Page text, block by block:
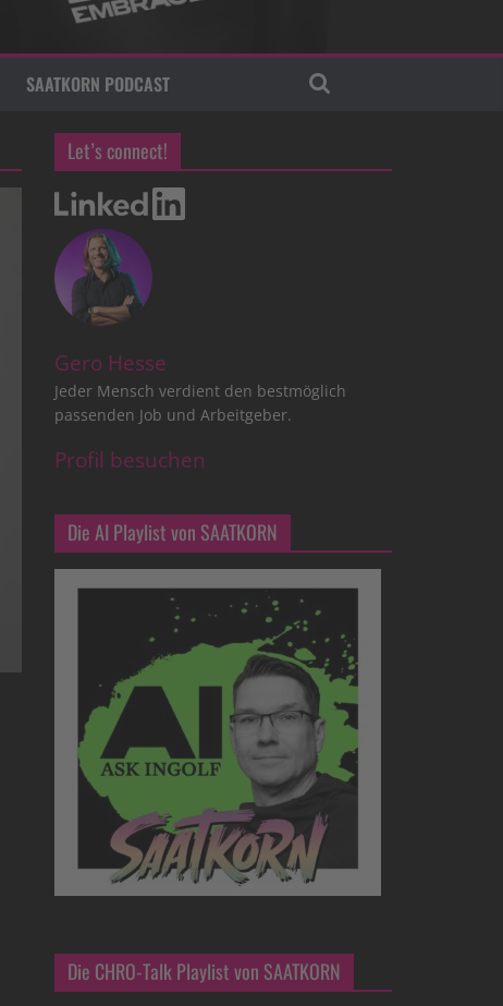
SAATKORN PODCAST
Let’s connect!
Gero Hesse
Jeder Mensch verdient den bestmöglich
passenden Job und Arbeitgeber.
Profil besuchen
Die AI Playlist von SAATKORN
Die CHRO-Talk Playlist von SAATKORN